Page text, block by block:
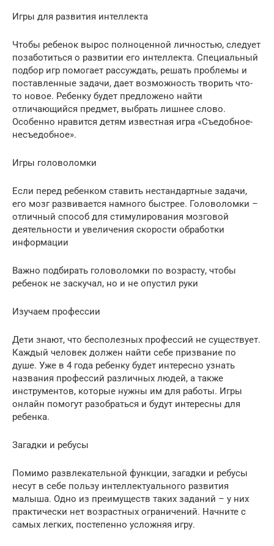
Игры для развития интеллекта
Чтобы ребенок вырос полноценной личностью, следует
позаботиться о развитии его интеллекта. Специальный
подбор игр помогает рассуждать, решать проблемы и
поставленные задачи, дает возможность творить что-
то новое. Ребенку будет предложено найти
отличающийся предмет, выбрать лишнее слово.
Особенно нравится детям известная игра «Съедобное-
несъедобное».
Игры головоломки
Если перед ребенком ставить нестандартные задачи,
его мозг развивается намного быстрее. Головоломки –
отличный способ для стимулирования мозговой
деятельности и увеличения скорости обработки
информации
Важно подбирать головоломки по возрасту, чтобы
ребенок не заскучал, но и не опустил руки
Изучаем профессии
Дети знают, что бесполезных профессий не существует.
Каждый человек должен найти себе призвание по
душе. Уже в 4 года ребенку будет интересно узнать
названия профессий различных людей, а также
инструментов, которые нужны им для работы. Игры
онлайн помогут разобраться и будут интересны для
ребенка.
Загадки и ребусы
Помимо развлекательной функции, загадки и ребусы
несут в себе пользу интеллектуального развития
малыша. Одно из преимуществ таких заданий – у них
практически нет возрастных ограничений. Начните с
самых легких, постепенно усложняя игру.